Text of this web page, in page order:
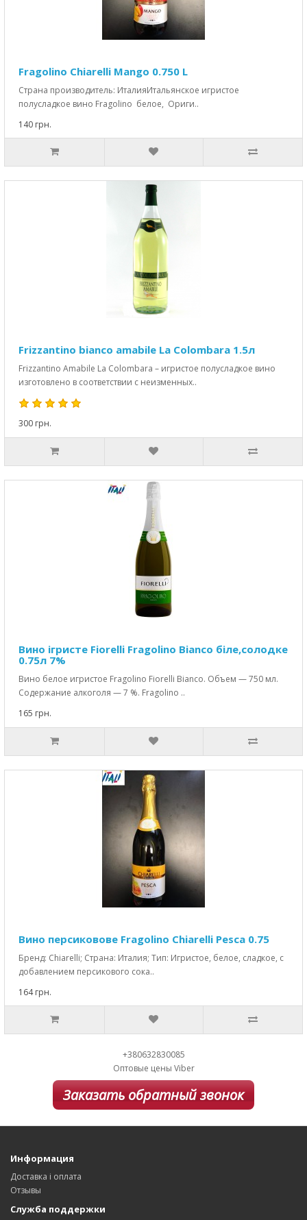
Fragolino Chiarelli Mango 0.750 L
Страна производитель: ИталияИтальянское игристое
полусладкое вино Fragolino белое, Ориги..
140 грн.
Frizzantino bianco amabile La Colombara 1.5л
Frizzantino Amabile La Colombara – игристое полусладкое вино
изготовлено в соответствии с неизменных..
300 грн.
Вино ігристе Fiorelli Fragolino Bianco біле,солодке
0.75л 7%
Вино белое игристое Fragolino Fiorelli Bianco. Объем — 750 мл.
Содержание алкоголя — 7 %. Fragolino ..
165 грн.
Вино персиковове Fragolino Chiarelli Pesca 0.75
Бренд: Chiarelli; Страна: Италия; Тип: Игристое, белое, сладкое, с
добавлением персикового сока..
164 грн.
+380632830085
Оптовые цены Viber
Заказать обратный звонок
Информация
Доставка і оплата
Отзывы
Служба поддержки